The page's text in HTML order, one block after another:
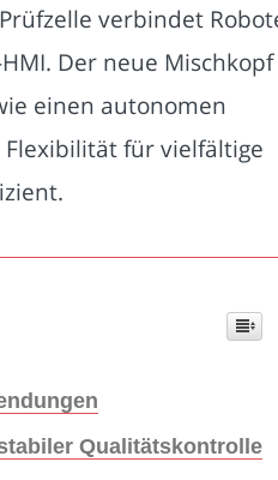
verbindet
Der neue Mischkopf
einen autonomen
für vielfältige
Qualitätskontrolle